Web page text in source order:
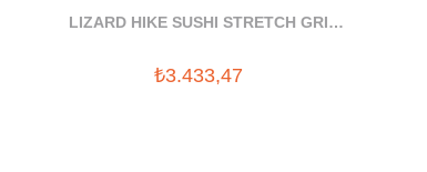
LIZARD HIKE SUSHI STRETCH GRI
₺3.433,47